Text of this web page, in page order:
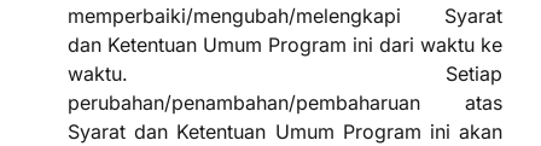
memperbaiki/mengubah/melengkapi Syarat
dan Ketentuan Umum Program ini dari waktu ke
waktu. Setiap
perubahan/penambahan/pembaharuan atas
Syarat dan Ketentuan Umum Program ini akan